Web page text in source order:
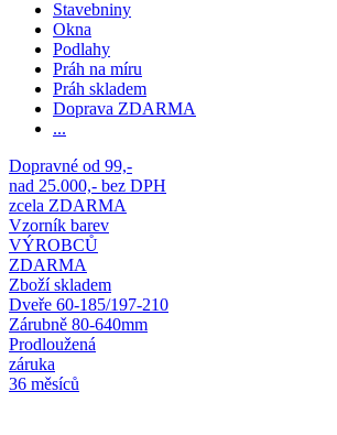
Stavebniny
Okna
Podlahy
Práh na míru
Práh skladem
Doprava ZDARMA
...
Dopravné od 99,-
nad 25.000,- bez DPH
zcela ZDARMA
Vzorník barev
VÝROBCŮ
ZDARMA
Zboží skladem
Dveře 60-185/197-210
Zárubně 80-640mm
Prodloužená
záruka
36 měsíců